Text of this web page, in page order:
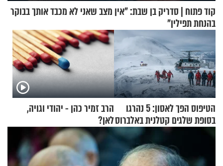
קוד פתוח | סדריק בן שבת: "אין מצב שאני לא מכבד אותך בבוקר
בהנחת תפילין"
הטיפוס הפך לאסון: 5 נהרגו
בסופת שלגים קטלנית באלברוס
הרב זמיר כהן - יהודי וגויה,
לאן?